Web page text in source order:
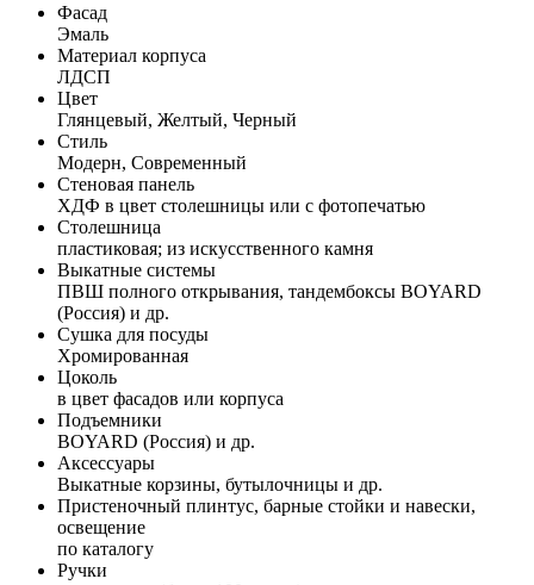
Фасад
Эмаль
Материал корпуса
ЛДСП
Цвет
Глянцевый, Желтый, Черный
Стиль
Модерн, Современный
Стеновая панель
ХДФ в цвет столешницы или с фотопечатью
Столешница
пластиковая; из искусственного камня
Выкатные системы
ПВШ полного открывания, тандембоксы BOYARD
(Россия) и др.
Сушка для посуды
Хромированная
Цоколь
в цвет фасадов или корпуса
Подъемники
BOYARD (Россия) и др.
Аксессуары
Выкатные корзины, бутылочницы и др.
Пристеночный плинтус, барные стойки и навески,
освещение
по каталогу
Ручки